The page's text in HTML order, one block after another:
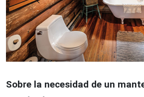
Sobre la necesidad de un